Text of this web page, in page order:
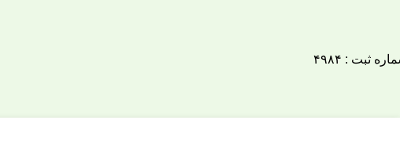
ثبت : ۴۹۸۴